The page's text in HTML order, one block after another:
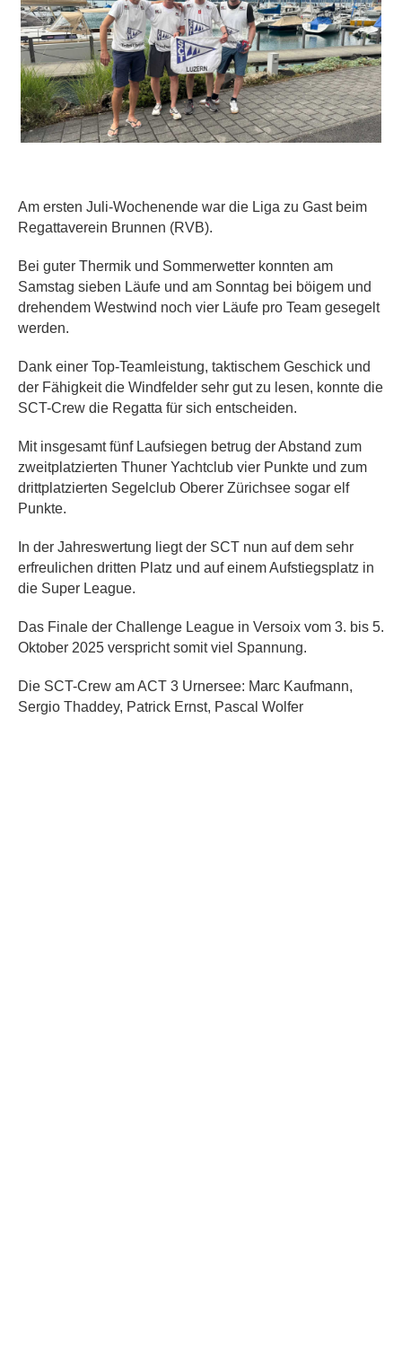
Am ersten Juli-Wochenende war die Liga zu Gast beim
Regattaverein Brunnen (RVB).
Bei guter Thermik und Sommerwetter konnten am
Samstag sieben Läufe und am Sonntag bei böigem und
drehendem Westwind noch vier Läufe pro Team gesegelt
werden.
Dank einer Top-Teamleistung, taktischem Geschick und
der Fähigkeit die Windfelder sehr gut zu lesen, konnte die
SCT-Crew die Regatta für sich entscheiden.
Mit insgesamt fünf Laufsiegen betrug der Abstand zum
zweitplatzierten Thuner Yachtclub vier Punkte und zum
drittplatzierten Segelclub Oberer Zürichsee sogar elf
Punkte.
In der Jahreswertung liegt der SCT nun auf dem sehr
erfreulichen dritten Platz und auf einem Aufstiegsplatz in
die Super League.
Das Finale der Challenge League in Versoix vom 3. bis 5.
Oktober 2025 verspricht somit viel Spannung.
Die SCT-Crew am ACT 3 Urnersee: Marc Kaufmann,
Sergio Thaddey, Patrick Ernst, Pascal Wolfer